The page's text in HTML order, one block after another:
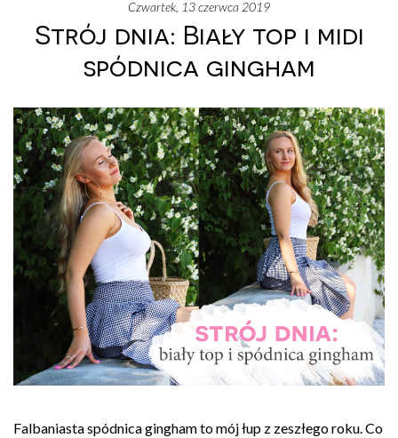
czwartek, 13 czerwca 2019
Strój dnia: Biały top i midi
spódnica gingham
Falbaniasta spódnica gingham to mój łup z zeszłego roku. Co